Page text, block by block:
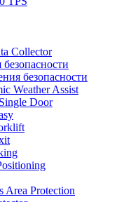
Collector
безопасности
Weather Assist
Door
Area Protection